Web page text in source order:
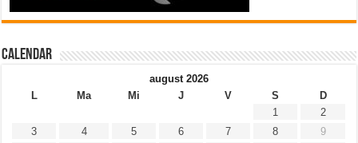
Calendar
august 2026
L
Ma Mi J V S
D
1
2
3
4 5 6 7 8
9